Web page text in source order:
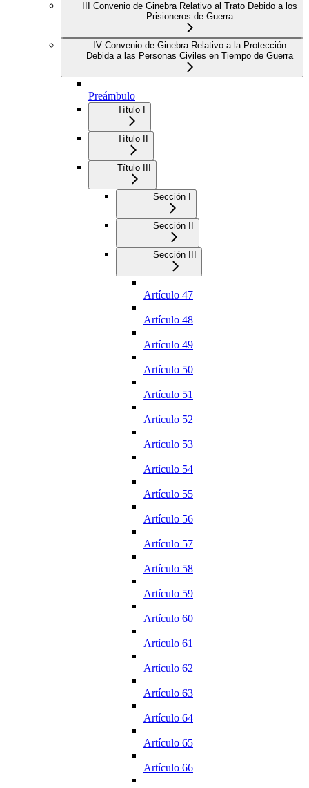
III Convenio de Ginebra Relativo al Trato Debido a los
Prisioneros de Guerra
IV Convenio de Ginebra Relativo a la Protección
Debida a las Personas Civiles en Tiempo de Guerra
Preámbulo
Título I
Título II
Título III
Sección I
Sección II
Sección III
Artículo 47
Artículo 48
Artículo 49
Artículo 50
Artículo 51
Artículo 52
Artículo 53
Artículo 54
Artículo 55
Artículo 56
Artículo 57
Artículo 58
Artículo 59
Artículo 60
Artículo 61
Artículo 62
Artículo 63
Artículo 64
Artículo 65
Artículo 66